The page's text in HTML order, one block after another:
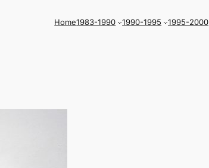
Home1983-1990 1990-1995 1995-2000